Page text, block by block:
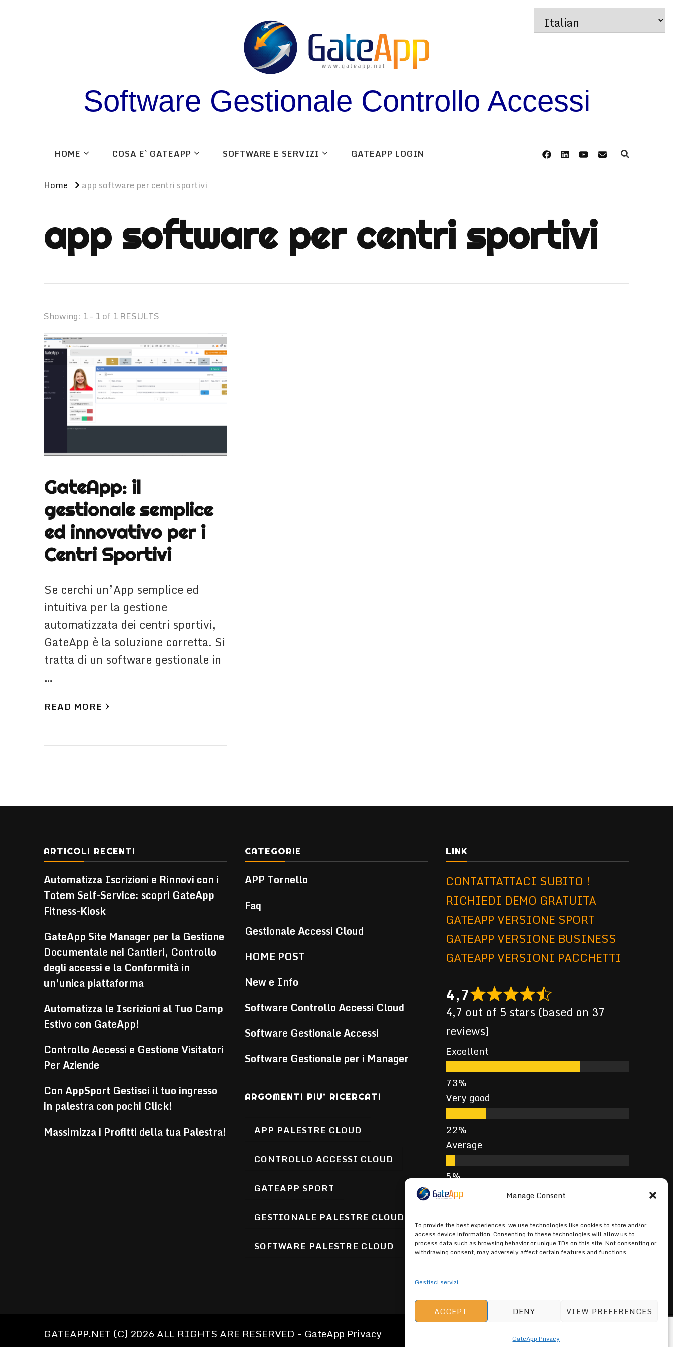
Manage Consent
To provide the best experiences, we use technologies like cookies to store and/or
access device information. Consenting to these technologies will allow us to
process data such as browsing behavior or unique IDs on this site. Not consenting or
withdrawing consent, may adversely affect certain features and functions.
Gestisci servizi
ACCEPT DENY VIEW PREFERENCES
GateApp Privacy
Software Gestionale Controllo Accessi
HOME COSA E` GATEAPP SOFTWARE E SERVIZI GATEAPP LOGIN
Home app software per centri sportivi
app software per centri sportivi
Showing: 1 - 1 of 1 RESULTS
GateApp: il
gestionale semplice
ed innovativo per i
Centri Sportivi
Se cerchi un’App semplice ed
intuitiva per la gestione
automatizzata dei centri sportivi,
GateApp è la soluzione corretta. Si
tratta di un software gestionale in
…
READ MORE
ARTICOLI RECENTI
Automatizza Iscrizioni e Rinnovi con i
Totem Self-Service: scopri GateApp
Fitness-Kiosk
GateApp Site Manager per la Gestione
Documentale nei Cantieri, Controllo
degli accessi e la Conformità in
un’unica piattaforma
Automatizza le Iscrizioni al Tuo Camp
Estivo con GateApp!
Controllo Accessi e Gestione Visitatori
Per Aziende
Con AppSport Gestisci il tuo ingresso
in palestra con pochi Click!
Massimizza i Profitti della tua Palestra!
CATEGORIE
APP Tornello
Faq
Gestionale Accessi Cloud
HOME POST
New e Info
Software Controllo Accessi Cloud
Software Gestionale Accessi
Software Gestionale per i Manager
ARGOMENTI PIU’ RICERCATI
APP PALESTRE CLOUD
CONTROLLO ACCESSI CLOUD
GATEAPP SPORT
GESTIONALE PALESTRE CLOUD
SOFTWARE PALESTRE CLOUD
LINK
CONTATTATTACI SUBITO !
RICHIEDI DEMO GRATUITA
GATEAPP VERSIONE SPORT
GATEAPP VERSIONE BUSINESS
GATEAPP VERSIONI PACCHETTI
4,7
4,7 out of 5 stars (based on 37
reviews)
Excellent
Very good
Average
Poor
Terrible
GATEAPP.NET (C) 2026 ALL RIGHTS ARE RESERVED - GateApp Privacy